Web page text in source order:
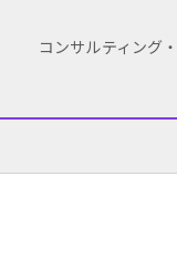
コンサルティング